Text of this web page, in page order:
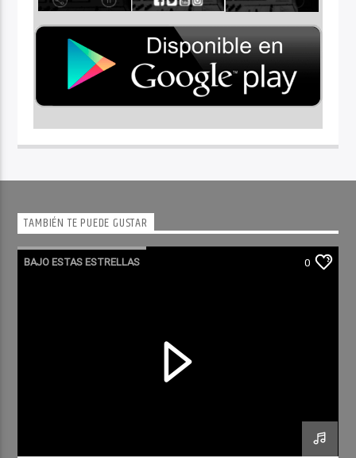
TAMBIÉN TE PUEDE GUSTAR
BAJO ESTAS ESTRELLAS 0